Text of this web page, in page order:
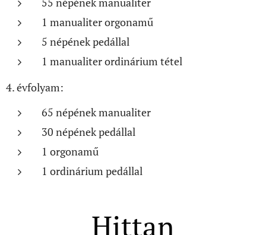
1 manualiter orgonamű
5 népének pedállal
1 manualiter ordinárium tétel
4. évfolyam:
65 népének manualiter
30 népének pedállal
1 orgonamű
1 ordinárium pedállal
Hittan